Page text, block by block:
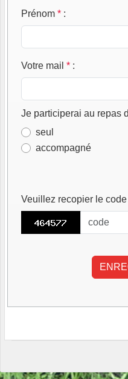
Prénom * :
Votre mail * :
Je participerai au repas
seul
accompagné
Veuillez recopier le code